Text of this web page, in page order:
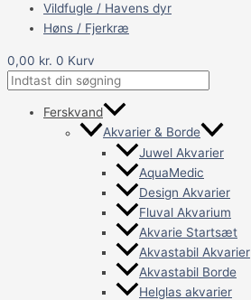
Vildfugle / Havens dyr
Høns / Fjerkræ
0,00 kr. 0 Kurv
Ferskvand
Akvarier & Borde
Juwel Akvarier
AquaMedic
Design Akvarier
Fluval Akvarium
Akvarie Startsæt
Akvastabil Akvarier
Akvastabil Borde
Helglas akvarier